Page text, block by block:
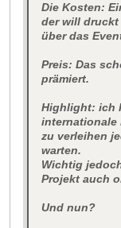
Die Kosten:
der will
über das
Preis: Das
prämiert.
Highlight: ich
internationale
zu verleihen
warten.
Wichtig
Projekt auch
Und nun?